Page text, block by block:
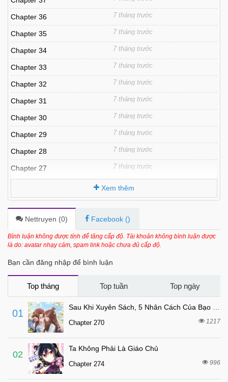
Chapter 36 7 tháng trước
Chapter 35 7 tháng trước
Chapter 34 7 tháng trước
Chapter 33 7 tháng trước
Chapter 32 7 tháng trước
Chapter 31 7 tháng trước
Chapter 30 7 tháng trước
Chapter 29 7 tháng trước
Chapter 28 7 tháng trước
Chapter 27 7 tháng trước
Chapter 25 7 tháng trước
Chapter 24 7 tháng trước
Chapter 23 7 tháng trước
7 tháng trước
Chapter 20 7 tháng trước
Chapter 19
Chapter 18
Chapter 17
Chapter 16 7 tháng trước
Chapter 15
Xem thêm
Nettruyen (0) Facebook ()
Bình luận không được tính để tăng cấp độ. Tài khoản không bình luận được
là do: avatar nhạy cảm, spam link hoặc chưa đủ cấp độ.
Bạn cần đăng nhập để bình luận
Top tháng Top tuần Top ngày
01
Chapter 270 1217
02
Ta Không Phải Là Giáo Chủ
Chapter 274 996